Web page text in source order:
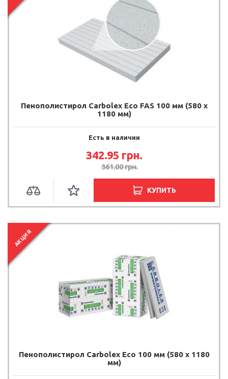
Пенополистирол Carbolex Eco FAS 100 мм (580 х
1180 мм)
Есть в наличии
342.95 грн.
361.00грн.
КУПИТЬ
АКЦИЯ
Пенополистирол Carbolex Eco 100 мм (580 х 1180
мм)